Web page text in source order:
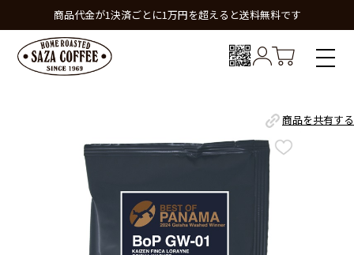
商品代金が1決済ごとに1万円を超えると送料無料です
商品を共有する